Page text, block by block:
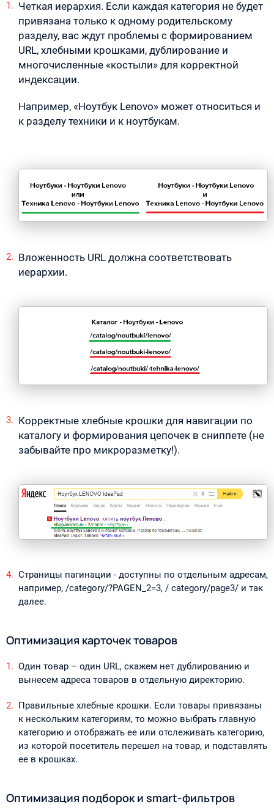
Четкая иерархия. Если каждая категория не будет
привязана только к одному родительскому
разделу, вас ждут проблемы с формированием
URL, хлебными крошками, дублирование и
многочисленные «костыли» для корректной
индексации.
Например, «Ноутбук Lenovo» может относиться и
к разделу техники и к ноутбукам.
Вложенность URL должна соответствовать
иерархии.
Корректные хлебные крошки для навигации по
каталогу и формирования цепочек в сниппете (не
забывайте про микроразметку!).
Страницы пагинации - доступны по отдельным адресам,
например, /category/?PAGEN_2=3, / category/page3/ и так
далее.
Оптимизация карточек товаров
Один товар – один URL, скажем нет дублированию и
вынесем адреса товаров в отдельную директорию.
Правильные хлебные крошки. Если товары привязаны
к нескольким категориям, то можно выбрать главную
категорию и отображать ее или отслеживать категорию,
из которой посетитель перешел на товар, и подставлять
ее в крошках.
Оптимизация подборок и smart-фильтров